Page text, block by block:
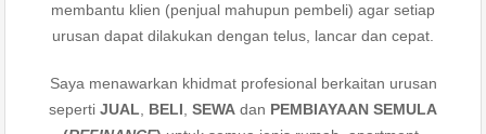
membantu klien (penjual mahupun pembeli) agar setiap
urusan dapat dilakukan dengan telus, lancar dan cepat.
Saya menawarkan khidmat profesional berkaitan urusan
seperti JUAL BELI SEWA dan PEMBIAYAAN SEMULA